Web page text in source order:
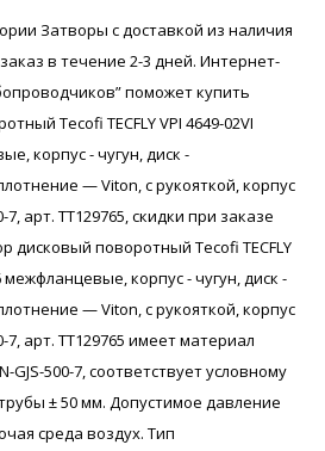
Затворы с доставкой из наличия
в течение 2-3 дней. Интернет-
поможет купить
Tecofi TECFLY VPI 4649-02VI
корпус - чугун, диск -
— Viton, с рукояткой, корпус
7, арт. ТТ129765, скидки при заказе
дисковый поворотный Tecofi TECFLY
межфланцевые, корпус - чугун, диск -
— Viton, с рукояткой, корпус
7, арт. ТТ129765 имеет материал
GJS-500-7, соответствует условному
± 50 мм. Допустимое давление
среда воздух. Тип